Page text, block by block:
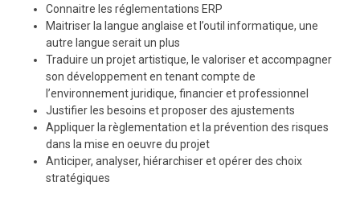
Connaitre les réglementations ERP
Maitriser la langue anglaise et l’outil informatique, une
autre langue serait un plus
Traduire un projet artistique, le valoriser et accompagner
son développement en tenant compte de
l’environnement juridique, financier et professionnel
Justifier les besoins et proposer des ajustements
Appliquer la règlementation et la prévention des risques
dans la mise en oeuvre du projet
Anticiper, analyser, hiérarchiser et opérer des choix
stratégiques